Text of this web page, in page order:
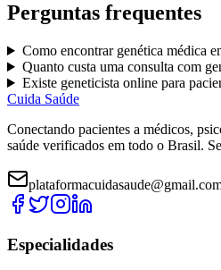
Perguntas frequentes
Como encontrar genética médica
Quanto custa uma consulta com
Existe geneticista online para
Cuida Saúde
Conectando pacientes a médicos,
saúde verificados em todo o Brasil.
Especialidades